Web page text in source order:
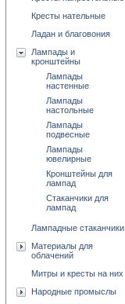
Кресты нательные
Ладан и благовония
Лампады и
кронштейны
Лампады
настенные
Лампады
настольные
Лампады
подвесные
Лампады
ювелирные
Кронштейны для
лампад
Стаканчики для
лампад
Лампадные стаканчики
Материалы для
облачений
Митры и кресты на них
Народные промыслы